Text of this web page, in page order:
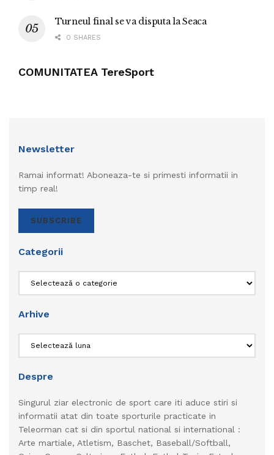
Turneul final se va disputa la Seaca
0 SHARES
COMUNITATEA TereSport
Newsletter
Ramai informat! Aboneaza-te si primesti informatii in
timp real!
SUBSCRIBE
Categorii
Arhive
Despre
Singurul ziar electronic de sport care iti aduce stiri si
informatii atat din toate sporturile practicate in
Teleorman cat si din sportul national si international :
Arte martiale, Atletism, Baschet, Baseball/Softball,